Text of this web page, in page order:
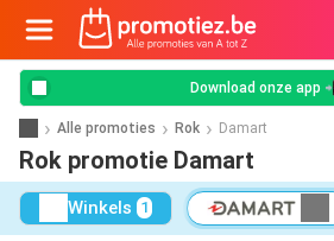
Download onze app
Alle promoties Rok Damart
Rok promotie Damart
Winkels 1